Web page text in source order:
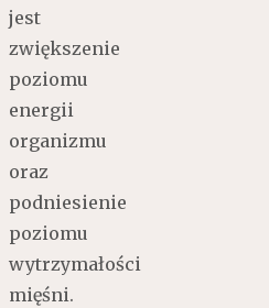
jest
zwiększenie
poziomu
energii
organizmu
oraz
podniesienie
poziomu
wytrzymałości
mięśni.